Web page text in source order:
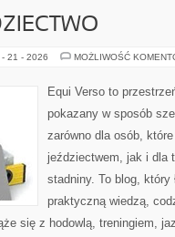
- 21 - 2026 MOŻLIWOŚĆ
Equi Verso to
pokazany w sposób
zarówno dla osób,
jeździectwem, jak i dla
stadniny. To blog, który
praktyczną wiedzą,
się z hodowlą, treningiem,